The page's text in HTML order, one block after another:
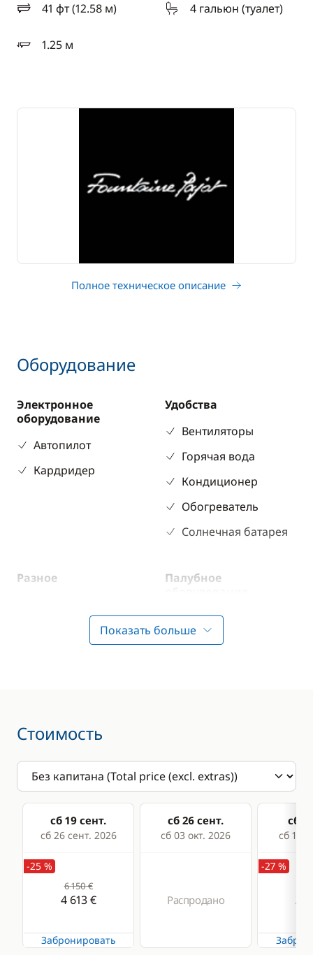
41 фт (12.58 м)
длина 4 гальюн (туалет)
1.25 м
осадка
Полное техническое описание
Оборудование
Электронное
оборудование
Автопилот
Кардридер
Удобства
Вентиляторы
Горячая вода
Кондиционер
Обогреватель
Солнечная батарея
Разное
экипировка
Путеводитель и
Палубное
Бимини
Брызгозащитный
Электрическая
лебёдка
Электрический
брашпиль
Кухня
Холодильник
Показать больше
Стоимость
сб 19 сент.
сб 26 сент. 2026
сб 26 сент.
сб 03 окт. 2026
сб
сб 10
-25 %
6 150 €
4 613 €
Забронировать
Распродано
-27 %
2